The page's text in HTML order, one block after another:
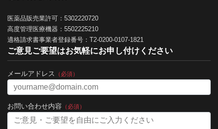
医薬品販売業許可：5302220720
高度管理医療機器：5502225210
適格請求書事業者登録番号：T2-0200-0107-1821
ご意見ご要望はお気軽にお申し付けください
メールアドレス （必須）
お問い合わせ内容 （必須）